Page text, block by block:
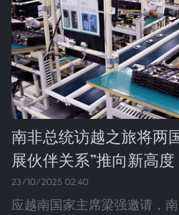
南非总统访越之旅将两
展伙伴关系”推向新高度
23/10/2025 02:40
应越南国家主席梁强邀请，